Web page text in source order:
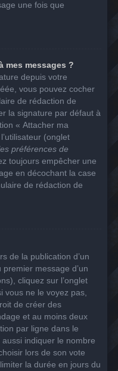
une fois que
mes messages ?
depuis votre
vous pouvez cocher
de rédaction de
la signature par défaut à
« Attacher ma
(onglet
préférences de
toujours empêcher une
en décochant la case
de rédaction de
de la publication d’un
message d’un
cliquez sur l’onglet
vous ne le voyez pas,
de créer des
et au moins deux
par ligne dans le
indiquer le nombre
lors de son vote
la durée en jours du